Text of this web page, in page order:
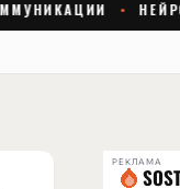
РЕКЛАМА